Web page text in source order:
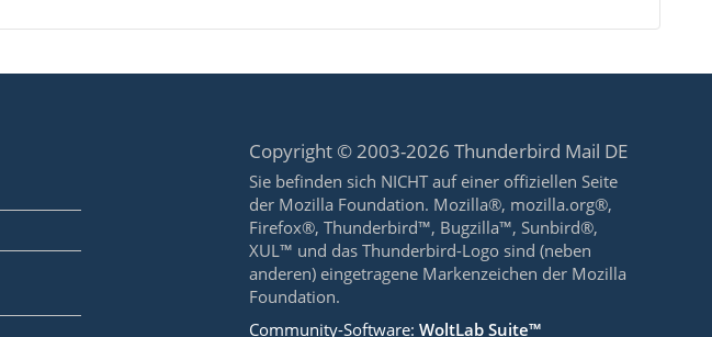
Copyright © 2003-2026 Thunderbird Mail DE
Sie befinden sich NICHT auf einer offiziellen Seite
der Mozilla Foundation. Mozilla®, mozilla.org®,
Firefox®, Thunderbird™, Bugzilla™, Sunbird®,
XUL™ und das Thunderbird-Logo sind (neben
anderen) eingetragene Markenzeichen der Mozilla
Foundation.
Community-Software:WoltLab Suite™